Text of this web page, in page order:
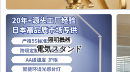
照明機器
電気スタンド